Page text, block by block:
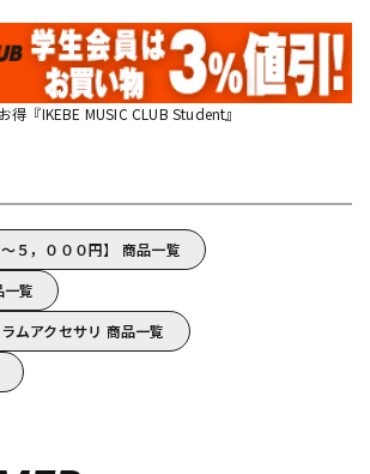
『IKEBE MUSIC CLUB Student』
５，０００円】 商品一覧
覧
ムアクセサリ 商品一覧